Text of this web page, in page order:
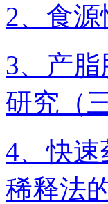
2、食
3、产
研究（三
4、快
稀释法